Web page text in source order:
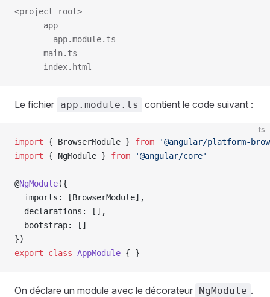
<project root>
      app
        app.module.ts
      main.ts
      index.html
Le fichier app.module.ts contient le code suivant :
ts
import { BrowserModule } from '@angular/platform-
import { NgModule } from '@angular/core'
@NgModule({
  imports: [BrowserModule],
  declarations: [],
  bootstrap: []
})
export class AppModule { }
On déclare un module avec le décorateur NgModule .